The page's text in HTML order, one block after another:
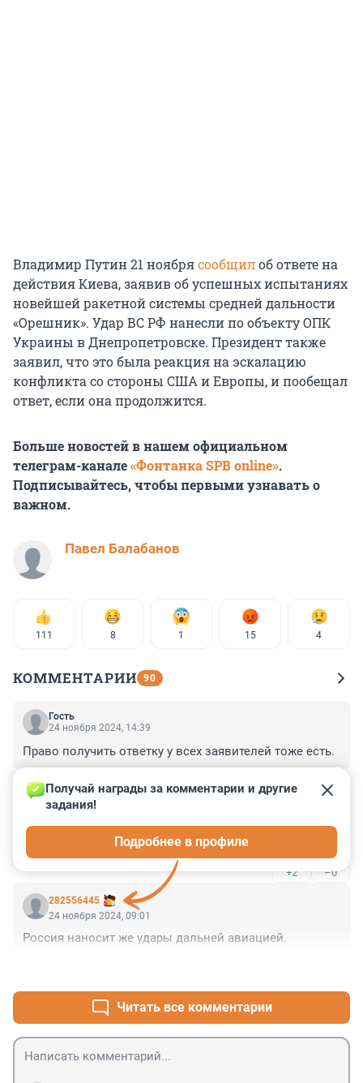
Владимир Путин 21 ноябрясообщилоб ответе на
действия Киева, заявив об успешных испытаниях
новейшей ракетной системы средней дальности
«Орешник». Удар ВС РФ нанесли по объекту ОПК
Украины в Днепропетровске. Президент также
заявил, что это была реакция на эскалацию
конфликта со стороны США и Европы, и пообещал
ответ, если она продолжится.
Больше новостей в нашем официальном
телеграм-канале«Фонтанка SPB online».
Подписывайтесь, чтобы первыми узнавать о
важном.
Павел Балабанов
111 8 1 15 4
КОММЕНТАРИИ 90
Гость
24 ноября 2024, 14:39
Право получить ответку у всех заявителей тоже есть.
–0
Гость
зольные! марш на Париж!
+2 –0
282556445
Получай награды за комментарии и другие
задания!
Подробнее в профиле
24 ноября 2024, 09:01
Россия наносит же удары дальней авиацией.
Читать все комментарии